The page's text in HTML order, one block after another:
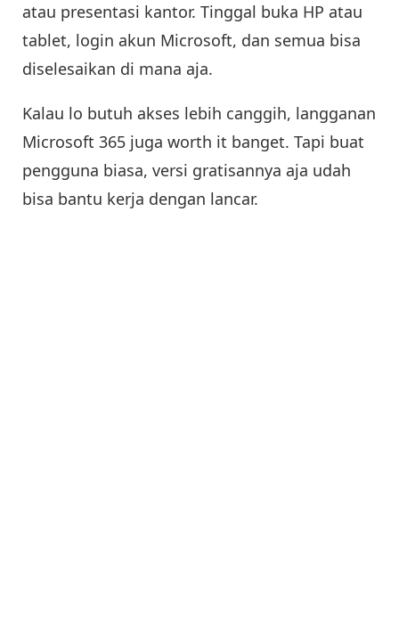
atau presentasi kantor. Tinggal buka HP atau
tablet, login akun Microsoft, dan semua bisa
diselesaikan di mana aja.
Kalau lo butuh akses lebih canggih, langganan
Microsoft 365 juga worth it banget. Tapi buat
pengguna biasa, versi gratisannya aja udah
bisa bantu kerja dengan lancar.